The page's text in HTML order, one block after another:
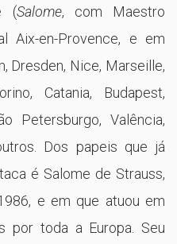
(Salome, com Maestro
Aix-en-Provence, e em
Dresden, Nice, Marseille,
Catania, Budapest,
Petersburgo, Valência,
Dos papeis que já
é Salome de Strauss,
e em que atuou em
por toda a Europa. Seu